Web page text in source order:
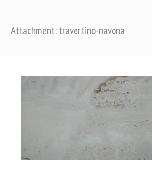
Attachment: travertino-navona